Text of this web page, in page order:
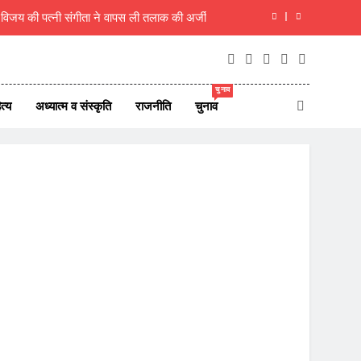
की पत्नी संगीता ने वापस ली तलाक की अर्जी
ही राष्ट्र का असली निर्माता- रचना गुप्ता
कार, एक ही परिवार के 5 लोगों की मौत, 1 लापता
अध्यात्म व संस्कृति राजनीति चुनाव
चुनाव